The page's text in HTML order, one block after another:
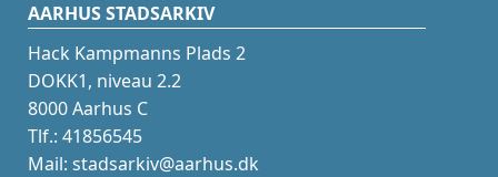
AARHUS STADSARKIV
Hack Kampmanns Plads 2
DOKK1, niveau 2.2
8000 Aarhus C
Tlf.: 41856545
Mail: stadsarkiv@aarhus.dk